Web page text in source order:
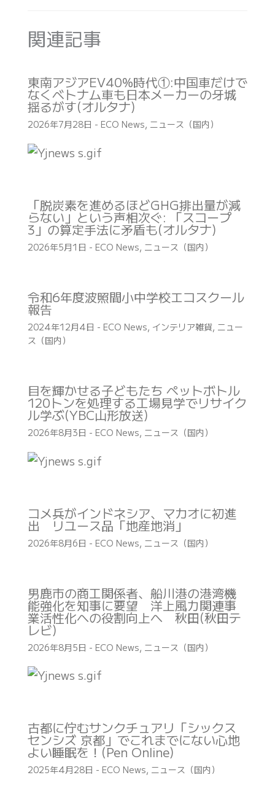
関連記事
東南アジアEV40%時代①:中国車だけで
なくベトナム車も日本メーカーの牙城
揺るがす(オルタナ)
2026年7月28日 - ECO News, ニュース（国内）
「脱炭素を進めるほどGHG排出量が減
らない」という声相次ぐ: 「スコープ
3」の算定手法に矛盾も(オルタナ)
2026年5月1日 - ECO News, ニュース（国内）
令和6年度波照間小中学校エコスクール
報告
2024年12月4日 - ECO News, インテリア雑貨, ニュー
ス（国内）
目を輝かせる子どもたち ペットボトル
120トンを処理する工場見学でリサイク
ル学ぶ(YBC山形放送)
2026年8月3日 - ECO News, ニュース（国内）
コメ兵がインドネシア、マカオに初進
出 リユース品「地産地消」
2026年8月6日 - ECO News, ニュース（国内）
男鹿市の商工関係者、船川港の港湾機
能強化を知事に要望 洋上風力関連事
業活性化への役割向上へ 秋田(秋田テ
レビ)
2026年8月5日 - ECO News, ニュース（国内）
古都に佇むサンクチュアリ「シックス
センシズ 京都」でこれまでにない心地
よい睡眠を！(Pen Online)
2025年4月28日 - ECO News, ニュース（国内）